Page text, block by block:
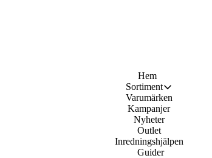
Hem
Sortiment
Varumärken
Kampanjer
Nyheter
Outlet
Inredningshjälpen
Guider